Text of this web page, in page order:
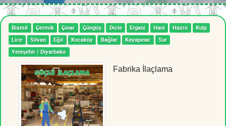
Bismil Çermik Çınar Çüngüş Dicle Ergani Hani Hazro
Kulp
Lice
Silvan Eğil Kocaköy Bağlar Kayapınar
Sur
Yenişehir / Diyarbakır
Fabrika İlaçlama